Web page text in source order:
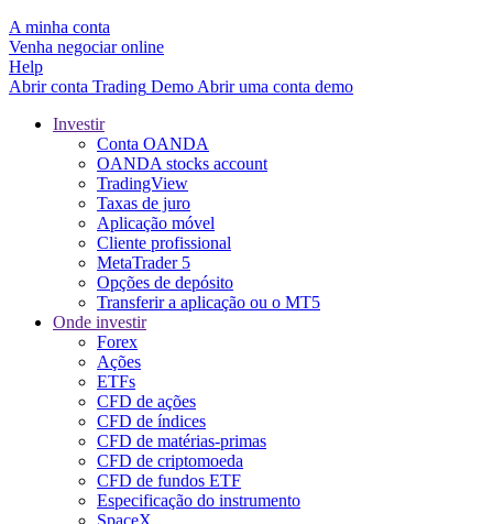
A minha conta
Venha negociar online
Help
Abrir conta Trading Demo Abrir uma conta demo
Investir
Conta OANDA
OANDA stocks account
TradingView
Taxas de juro
Aplicação móvel
Cliente profissional
MetaTrader 5
Opções de depósito
Transferir a aplicação ou o MT5
Onde investir
Forex
Ações
ETFs
CFD de ações
CFD de índices
CFD de matérias-primas
CFD de criptomoeda
CFD de fundos ETF
Especificação do instrumento
SpaceX